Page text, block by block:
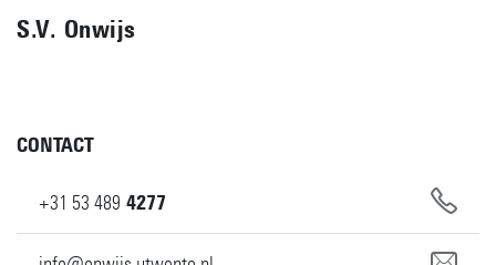
S.V. Onwijs
CONTACT
+31 53 489 4277